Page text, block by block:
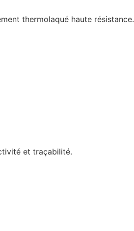
thermolaqué haute résistance.
et traçabilité.